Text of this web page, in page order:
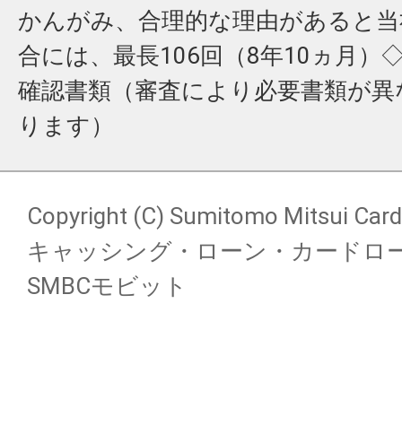
かんがみ、合理的な理由があると
合には、最長106回（8年10ヵ月）
確認書類（審査により必要書類が
ります）
Copyright (C) Sumitomo Mitsui
キャッシング・ローン・カードロ
SMBCモビット